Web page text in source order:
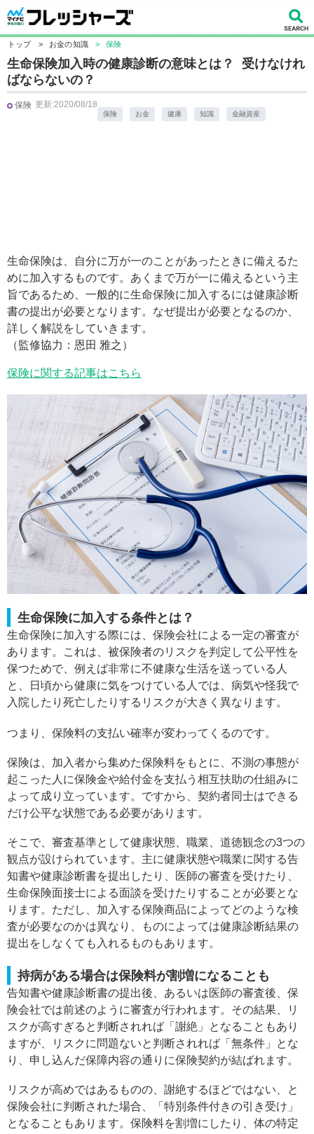
トップ > お金の知識 > 保険
生命保険加入時の健康診断の意味とは？ 受けなけれ
ばならないの？
保険 更新:2020/08/18
保険 お金 健康 知識 金融資産
生命保険は、自分に万が一のことがあったときに備えるた
めに加入するものです。あくまで万が一に備えるという主
旨であるため、一般的に生命保険に加入するには健康診断
書の提出が必要となります。なぜ提出が必要となるのか、
詳しく解説をしていきます。
（監修協力：恩田 雅之）
保険に関する記事はこちら
生命保険に加入する条件とは？
生命保険に加入する際には、保険会社による一定の審査が
あります。これは、被保険者のリスクを判定して公平性を
保つためで、例えば非常に不健康な生活を送っている人
と、日頃から健康に気をつけている人では、病気や怪我で
入院したり死亡したりするリスクが大きく異なります。
つまり、保険料の支払い確率が変わってくるのです。
保険は、加入者から集めた保険料をもとに、不測の事態が
起こった人に保険金や給付金を支払う相互扶助の仕組みに
よって成り立っています。ですから、契約者同士はできる
だけ公平な状態である必要があります。
そこで、審査基準として健康状態、職業、道徳観念の3つの
観点が設けられています。主に健康状態や職業に関する告
知書や健康診断書を提出したり、医師の審査を受けたり、
生命保険面接士による面談を受けたりすることが必要とな
ります。ただし、加入する保険商品によってどのような検
査が必要なのかは異なり、ものによっては健康診断結果の
提出をしなくても入れるものもあります。
持病がある場合は保険料が割増になることも
告知書や健康診断書の提出後、あるいは医師の審査後、保
険会社では前述のように審査が行われます。その結果、リ
スクが高すぎると判断されれば「謝絶」となることもあり
ますが、リスクに問題ないと判断されれば「無条件」とな
り、申し込んだ保障内容の通りに保険契約が結ばれます。
リスクが高めではあるものの、謝絶するほどではない、と
保険会社に判断された場合、「特別条件付きの引き受け」
となることもあります。保険料を割増にしたり、体の特定